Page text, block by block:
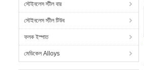
স্টেইনলেস স্টীল বার
স্টেইনলেস স্টীল টিউব
ফলক ইস্পাত
মেডিকেল Alloys